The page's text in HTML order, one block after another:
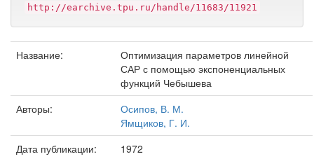
http://earchive.tpu.ru/handle/11683/11921
Название:
Оптимизация параметров линейной
САР с помощью экспоненциальных
функций Чебышева
Авторы:
Осипов, В. М.
Ямщиков, Г. И.
Дата публикации:
1972